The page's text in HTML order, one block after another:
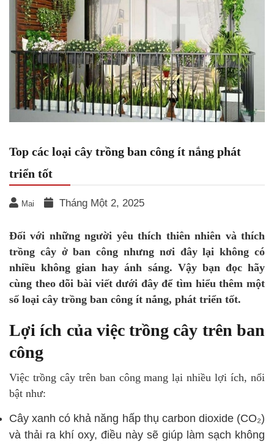
Top các loại cây trồng ban công ít nắng phát
triển tốt
Mai Tháng Một 2, 2025
Đối với những người yêu thích thiên nhiên và thích
trồng cây ở ban công nhưng nơi đây lại không có
nhiều không gian hay ánh sáng. Vậy bạn đọc hãy
cùng theo dõi bài viết dưới đây để tìm hiểu thêm một
số loại cây trồng ban công ít nắng, phát triển tốt.
Lợi ích của việc trồng cây trên ban
công
Việc trồng cây trên ban công mang lại nhiều lợi ích, nổi
bật như:
Cây xanh có khả năng hấp thụ carbon dioxide (CO₂)
và thải ra khí oxy, điều này sẽ giúp làm sạch không